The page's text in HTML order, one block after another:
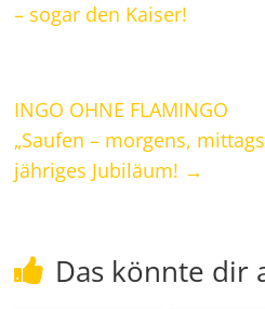
– sogar den Kaiser!
INGO OHNE FLAMINGO
„Saufen – morgens,
jähriges Jubiläum! →
Das könnte dir